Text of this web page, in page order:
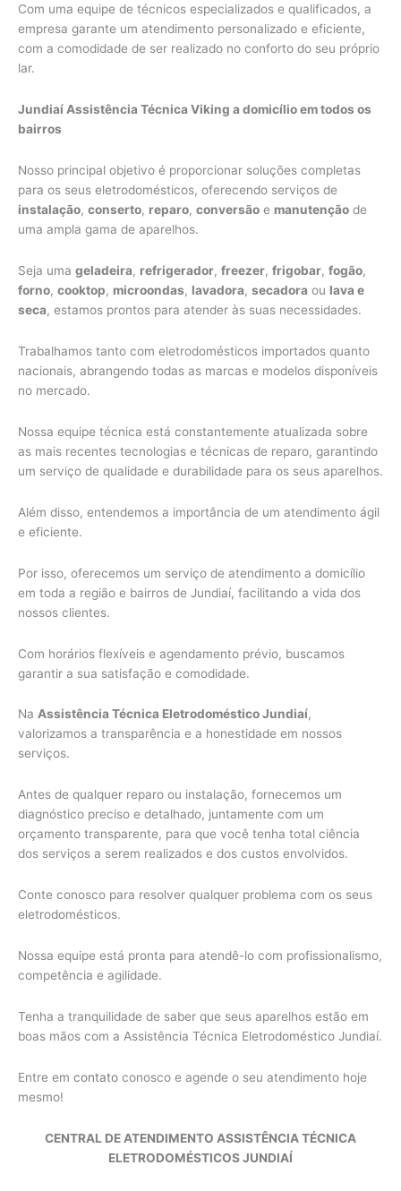
Com uma equipe de técnicos especializados e qualificados, a
empresa garante um atendimento personalizado e eficiente,
com a comodidade de ser realizado no conforto do seu próprio
lar.
Jundiaí Assistência Técnica Viking a domicílio em todos os
bairros
Nosso principal objetivo é proporcionar soluções completas
para os seus eletrodomésticos, oferecendo serviços de
instalação, conserto, reparo, conversão e manutenção de
uma ampla gama de aparelhos.
Seja uma geladeira, refrigerador, freezer, frigobar, fogão,
forno, cooktop, microondas, lavadora, secadora ou lava e
seca, estamos prontos para atender às suas necessidades.
Trabalhamos tanto com eletrodomésticos importados quanto
nacionais, abrangendo todas as marcas e modelos disponíveis
no mercado.
Nossa equipe técnica está constantemente atualizada sobre
as mais recentes tecnologias e técnicas de reparo, garantindo
um serviço de qualidade e durabilidade para os seus aparelhos.
Além disso, entendemos a importância de um atendimento ágil
e eficiente.
Por isso, oferecemos um serviço de atendimento a domicílio
em toda a região e bairros de Jundiaí, facilitando a vida dos
nossos clientes.
Com horários flexíveis e agendamento prévio, buscamos
garantir a sua satisfação e comodidade.
Na Assistência Técnica Eletrodoméstico Jundiaí,
valorizamos a transparência e a honestidade em nossos
serviços.
Antes de qualquer reparo ou instalação, fornecemos um
diagnóstico preciso e detalhado, juntamente com um
orçamento transparente, para que você tenha total ciência
dos serviços a serem realizados e dos custos envolvidos.
Conte conosco para resolver qualquer problema com os seus
eletrodomésticos.
Nossa equipe está pronta para atendê-lo com profissionalismo,
competência e agilidade.
Tenha a tranquilidade de saber que seus aparelhos estão em
boas mãos com a Assistência Técnica Eletrodoméstico Jundiaí.
Entre em contato conosco e agende o seu atendimento hoje
mesmo!
CENTRAL DE ATENDIMENTO ASSISTÊNCIA TÉCNICA
ELETRODOMÉSTICOS JUNDIAÍ